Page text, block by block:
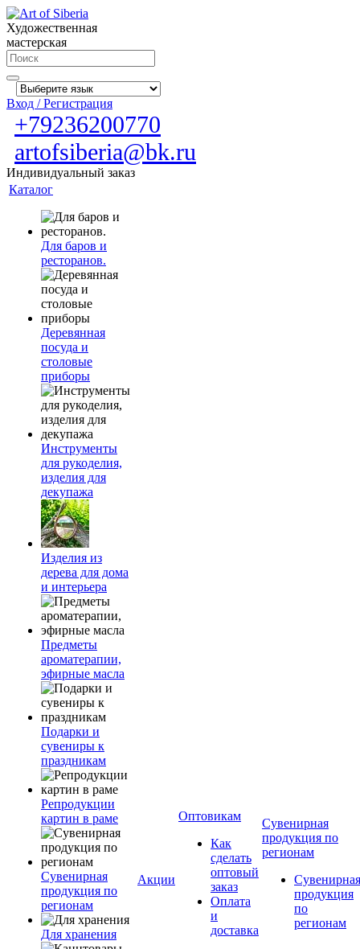
Художественная
мастерская
Вход / Регистрация
+79236200770
artofsiberia@bk.ru
Индивидуальный заказ
Каталог
Для баров и
ресторанов.
Деревянная
посуда и
столовые
приборы
Инструменты
для рукоделия,
изделия для
декупажа
Изделия из
дерева для дома
и интерьера
Предметы
ароматерапии,
эфирные масла
Подарки и
сувениры к
праздникам
Репродукции
картин в раме
Сувенирная
продукция по
регионам
Для хранения
Акции
Оптовикам
Как
сделать
оптовый
заказ
Оплата
и
доставка
Сувенирная
продукция по
регионам
Сувенирная
продукция
по
регионам